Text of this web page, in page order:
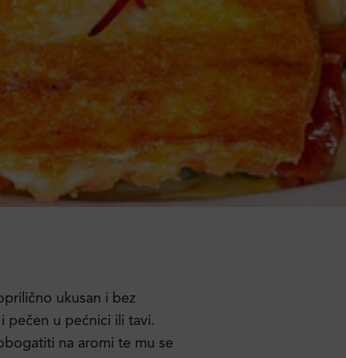
ukusan i bez
pečen u pećnici ili tavi.
na aromi te mu se